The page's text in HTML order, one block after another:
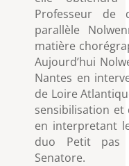
Professeur de
parallèle
matière
Aujourd’hui
Nantes en
de Loire
sensibilisation et
en interpretant
duo Petit pas
Senatore.